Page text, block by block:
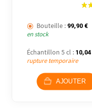
Bouteille : 99,90 €
en stock
Échantillon 5 cl : 10,04
rupture temporaire
AJOUTER